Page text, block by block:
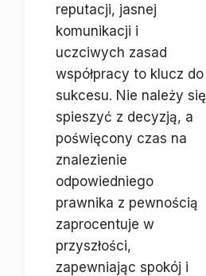
reputacji, jasnej
komunikacji i
uczciwych zasad
współpracy to klucz do
sukcesu. Nie należy się
spieszyć z decyzją, a
poświęcony czas na
znalezienie
odpowiedniego
prawnika z pewnością
zaprocentuje w
przyszłości,
zapewniając spokój i